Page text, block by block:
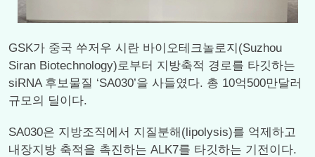
GSK가 중국 쑤저우 시란 바이오테크놀로지(Suzhou
Siran Biotechnology)로부터 지방축적 경로를 타깃하는
siRNA 후보물질 ‘SA030’을 사들였다. 총 10억500만달러
규모의 딜이다.
SA030은 지방조직에서 지질분해(lipolysis)를 억제하고
내장지방 축적을 촉진하는 ALK7를 타깃하는 기전이다.